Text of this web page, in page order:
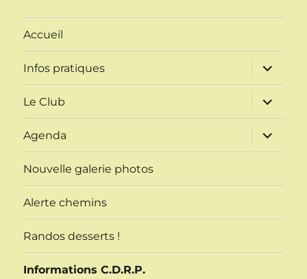
Accueil
Infos pratiques
ouvrir
le
sous-
menu
Le Club
ouvrir
le
sous-
menu
Agenda
ouvrir
le
sous-
Nouvelle galerie photos
Alerte chemins
Randos desserts !
Informations C.D.R.P.